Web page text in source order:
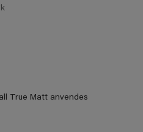
True Matt anvendes